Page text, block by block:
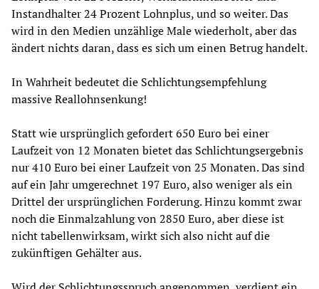
Instandhalter 24 Prozent Lohnplus, und so weiter. Das
wird in den Medien unzählige Male wiederholt, aber das
ändert nichts daran, dass es sich um einen Betrug handelt.
In Wahrheit bedeutet die Schlichtungsempfehlung
massive Reallohnsenkung!
Statt wie ursprünglich gefordert 650 Euro bei einer
Laufzeit von 12 Monaten bietet das Schlichtungsergebnis
nur 410 Euro bei einer Laufzeit von 25 Monaten. Das sind
auf ein Jahr umgerechnet 197 Euro, also weniger als ein
Drittel der ursprünglichen Forderung. Hinzu kommt zwar
noch die Einmalzahlung von 2850 Euro, aber diese ist
nicht tabellenwirksam, wirkt sich also nicht auf die
zukünftigen Gehälter aus.